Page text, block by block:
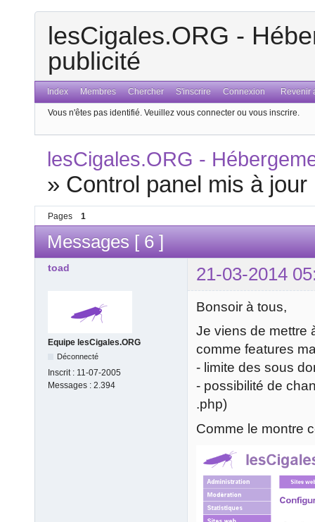
lesCigales.ORG -
publicité
Index Membres Chercher S'inscrire Connexion Revenir
Vous n'êtes pas identifié. Veuillez vous connecter ou vous inscrire.
lesCigales.ORG -
» Control panel mis à jour
Pages 1
Messages [ 6 ]
toad 21-03-2014
Equipe lesCigales.ORG
Déconnecté
Inscrit : 11-07-2005
Messages : 2.394
Bonsoir à tous,
Je viens de mettre
comme features
- limite des sous
- possibilité de
.php)
Comme le montre